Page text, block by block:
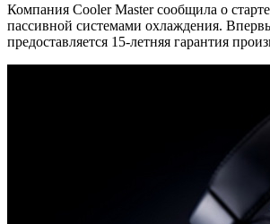
Компания Cooler Master сообщила о
пассивной системами охлаждения.
предоставляется 15-летняя гарантия